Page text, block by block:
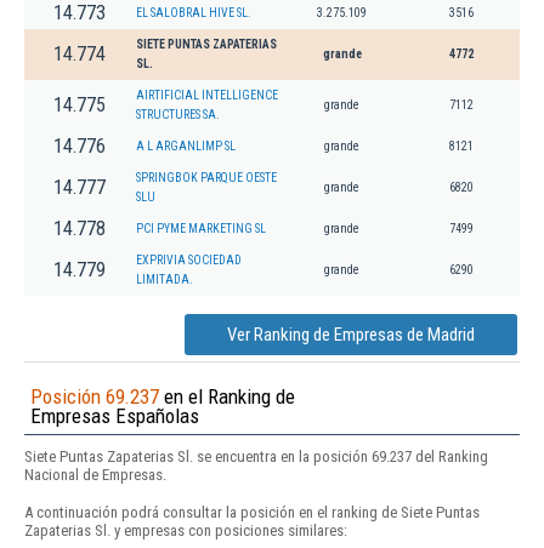
14.773 EL SALOBRAL HIVE SL. 3.275.109 3516
14.774
SIETE PUNTAS ZAPATERIAS
SL.
grande 4772
14.775
AIRTIFICIAL INTELLIGENCE
STRUCTURES SA.
grande 7112
14.776 A L ARGANLIMP SL grande 8121
14.777
SPRINGBOK PARQUE OESTE
SLU
grande 6820
14.778 PCI PYME MARKETING SL grande 7499
14.779
EXPRIVIA SOCIEDAD
LIMITADA.
grande 6290
Ver Ranking de Empresas de Madrid
Posición 69.237 en el Ranking de
Empresas Españolas
Siete Puntas Zapaterias Sl. se encuentra en la posición 69.237 del Ranking
Nacional de Empresas.
A continuación podrá consultar la posición en el ranking de Siete Puntas
Zapaterias Sl. y empresas con posiciones similares: